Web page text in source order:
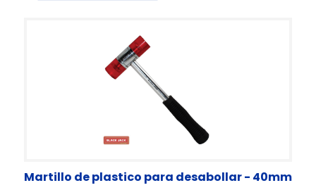
Martillo de plastico para desabollar - 40mm